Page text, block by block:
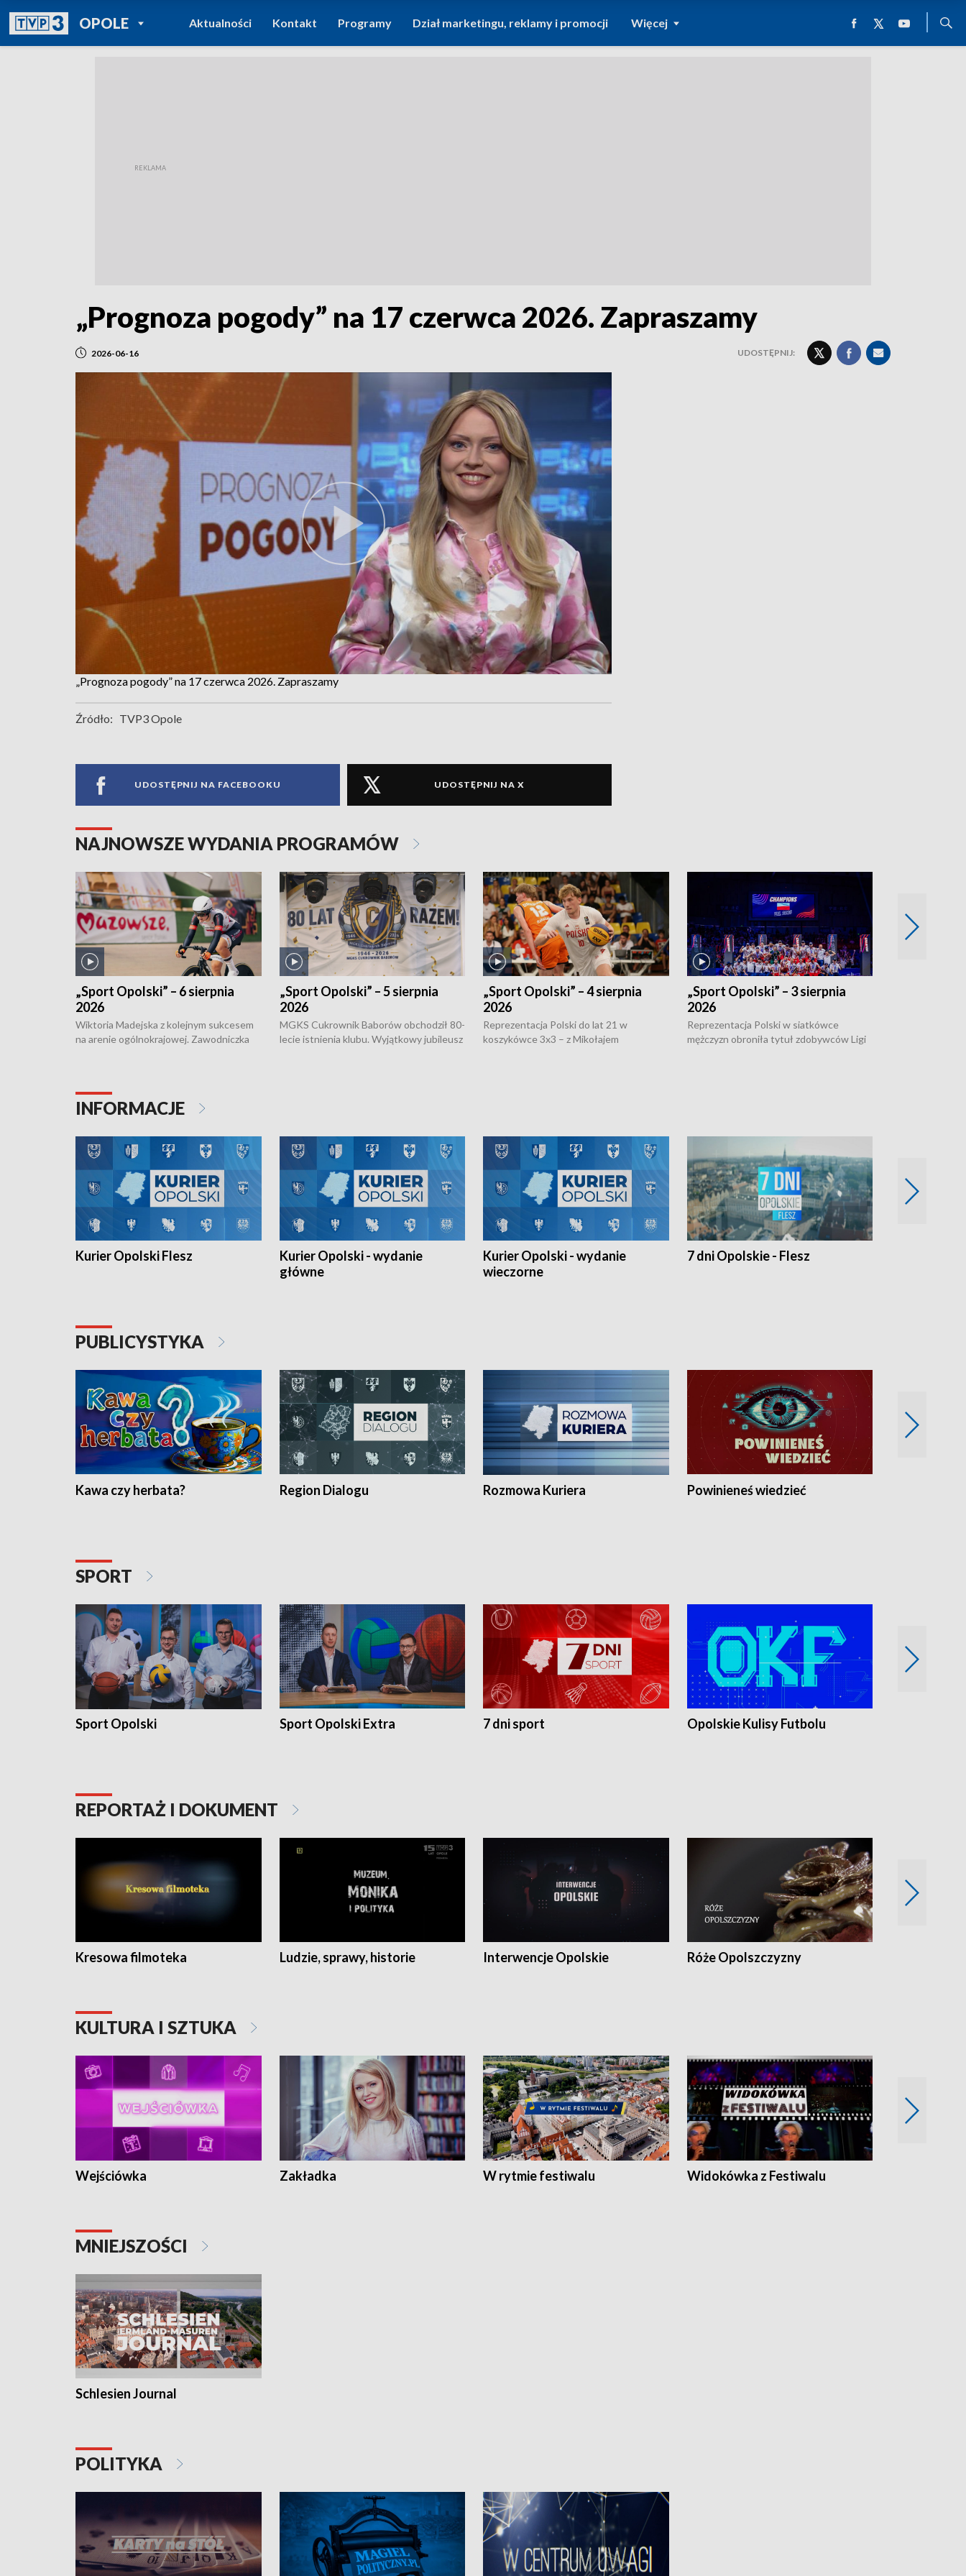
OPOLEPOWRÓT DO
TVP REGIONY
Aktualności Kontakt Programy Dział marketingu, reklamy i promocji Więcej
„Prognoza pogody” na 17 czerwca 2026. Zapraszamy
2026-06-16 UDOSTĘPNIJ:
„Prognoza pogody” na 17 czerwca 2026. Zapraszamy
Źródło: TVP3 Opole
UDOSTĘPNIJ NA FACEBOOKU UDOSTĘPNIJ NA X
NAJNOWSZE WYDANIA PROGRAMÓW
„Sport Opolski” – 6 sierpnia
2026
Wiktoria Madejska z kolejnym sukcesem
na arenie ogólnokrajowej. Zawodniczka
torowym.
„Sport Opolski” – 5 sierpnia
2026
MGKS Cukrownik Baborów obchodził 80-
lecie istnienia klubu. Wyjątkowy jubileusz
„Sport Opolski” – 4 sierpnia
2026
Reprezentacja Polski do lat 21 w
koszykówce 3x3 – z Mikołajem
„Sport Opolski” – 3 sierpnia
2026
Reprezentacja Polski w siatkówce
mężczyzn obroniła tytuł zdobywców Ligi
INFORMACJE
Kurier Opolski Flesz
Kurier Opolski - wydanie
główne
Kurier Opolski - wydanie
wieczorne
7 dni Opolskie - Flesz
PUBLICYSTYKA
Kawa czy herbata? Region Dialogu Rozmowa Kuriera Powinieneś wiedzieć
SPORT
Sport Opolski Sport Opolski Extra 7 dni sport Opolskie Kulisy Futbolu
REPORTAŻ I DOKUMENT
Kresowa filmoteka Ludzie, sprawy, historie Interwencje Opolskie Róże Opolszczyzny
KULTURA I SZTUKA
Wejściówka Zakładka W rytmie festiwalu Widokówka z Festiwalu
MNIEJSZOŚCI
Schlesien Journal
POLITYKA